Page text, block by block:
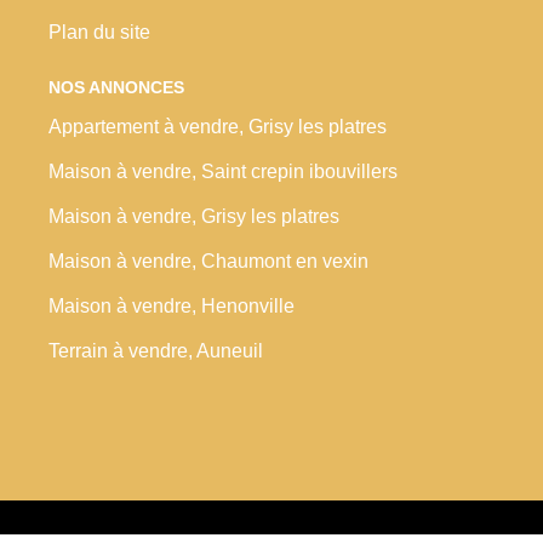
Plan du site
NOS ANNONCES
Appartement à vendre, Grisy les platres
Maison à vendre, Saint crepin ibouvillers
Maison à vendre, Grisy les platres
Maison à vendre, Chaumont en vexin
Maison à vendre, Henonville
Terrain à vendre, Auneuil